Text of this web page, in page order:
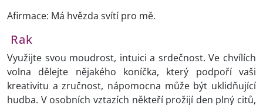
Afirmace: Má hvězda svítí pro mě.
Rak
Využijte svou moudrost, intuici a srdečnost. Ve chvílích
volna dělejte nějakého koníčka, který podpoří vaši
kreativitu a zručnost, nápomocna může být uklidňující
hudba. V osobních vztazích někteří prožijí den plný citů,